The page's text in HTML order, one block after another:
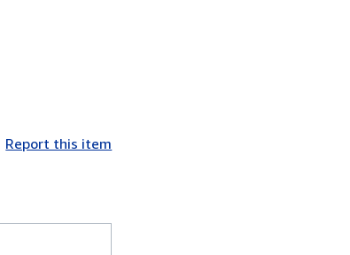
Report this item